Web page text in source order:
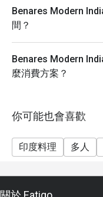
Benares Modern
間？
Benares Modern
麼消費方案？
你可能也會喜歡
印度料理 多人